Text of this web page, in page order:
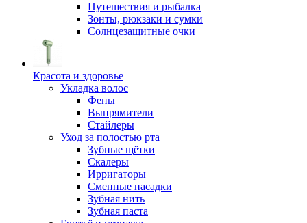
Путешествия и рыбалка
Зонты, рюкзаки и сумки
Солнцезащитные очки
Красота и здоровье
Укладка волос
Фены
Выпрямители
Стайлеры
Уход за полостью рта
Зубные щётки
Скалеры
Ирригаторы
Сменные насадки
Зубная нить
Зубная паста